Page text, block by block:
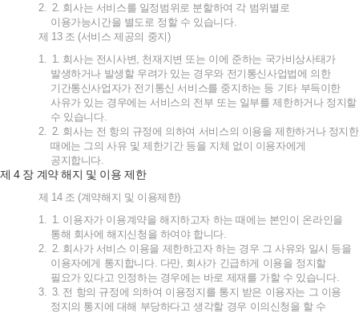
2. 2. 회사는 서비스를 일정범위로 분할하여 각 범위별로
이용가능시간을 별도로 정할 수 있습니다.
제 13 조 (서비스 제공의 중지)
1. 1. 회사는 전시사변, 천재지변 또는 이에 준하는 국가비상사태가
발생하거나 발생할 우려가 있는 경우와 전기통신사업법에 의한
기간통신사업자가 전기통신 서비스를 중지하는 등 기타 부득이한
사유가 있는 경우에는 서비스의 전부 또는 일부를 제한하거나 정지할
수 있습니다.
2. 2. 회사는 전 항의 규정에 의하여 서비스의 이용을 제한하거나 정지한
때에는 그의 사유 및 제한기간 등을 지체 없이 이용자에게
공지합니다.
제 4 장 계약 해지 및 이용 제한
제 14 조 (계약해지 및 이용제한)
1. 1. 이용자가 이용계약을 해지하고자 하는 때에는 본인이 온라인을
통해 회사에 해지신청을 하여야 합니다.
2. 2. 회사가 서비스 이용을 제한하고자 하는 경우 그 사유와 일시 등을
이용자에게 통지합니다. 다만, 회사가 긴급하게 이용을 정지할
필요가 있다고 인정하는 경우에는 바로 제재를 가할 수 있습니다.
3. 3. 전 항의 규정에 의하여 이용정지를 통지 받은 이용자는 그 이용
정지의 통지에 대해 부당하다고 생각할 경우 이의신청을 할 수